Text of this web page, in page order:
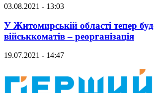
03.08.2021 - 13:03
У Житомирській області тепер
військкоматів – реорганізація
19.07.2021 - 14:47